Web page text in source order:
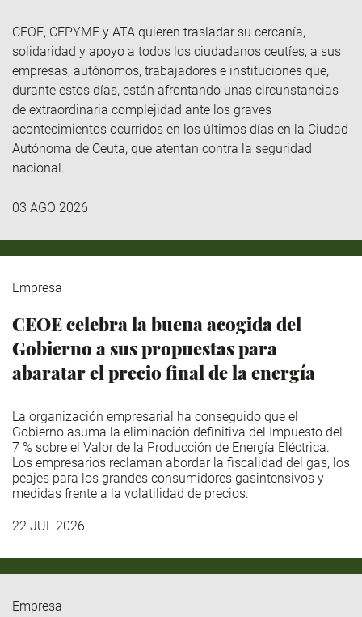
CEOE, CEPYME y ATA quieren trasladar su cercanía,
solidaridad y apoyo a todos los ciudadanos ceutíes, a sus
empresas, autónomos, trabajadores e instituciones que,
durante estos días, están afrontando unas circunstancias
de extraordinaria complejidad ante los graves
acontecimientos ocurridos en los últimos días en la Ciudad
Autónoma de Ceuta, que atentan contra la seguridad
nacional.
03 AGO 2026
Empresa
CEOE celebra la buena acogida del
Gobierno a sus propuestas para
abaratar el precio final de la energía
La organización empresarial ha conseguido que el
Gobierno asuma la eliminación definitiva del Impuesto del
7 % sobre el Valor de la Producción de Energía Eléctrica.
Los empresarios reclaman abordar la fiscalidad del gas, los
peajes para los grandes consumidores gasintensivos y
medidas frente a la volatilidad de precios.
22 JUL 2026
Empresa